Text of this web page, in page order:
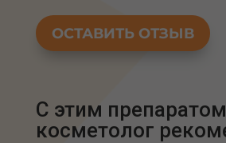
ОСТАВИТЬ ОТЗЫВ
С этим препаратом